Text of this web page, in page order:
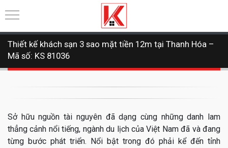
Thiết kế khách sạn 3 sao mặt tiền 12m tại Thanh Hóa –
Mã số: KS 81036
Sở hữu nguồn tài nguyên đã dạng cùng những danh lam
thẳng cảnh nổi tiếng, ngành du lịch của Việt Nam đã và đang
từng bước phát triển. Nổi bật trong đó phải kể đến tỉnh